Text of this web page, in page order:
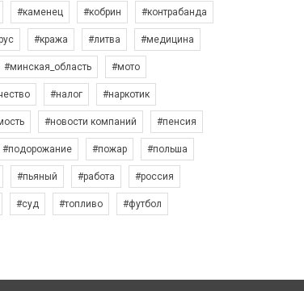
#каменец #кобрин #контрабанда
#кража #литва #медицина
#минская_область #мото
#налог #наркотик
#новости компаний #пенсия
#подорожание #пожар #польша
#пьяный #работа #россия
#суд #топливо #футбол